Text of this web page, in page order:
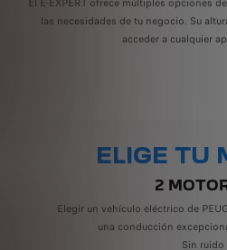
El E-EXPERT ofrece múltiples opciones
las necesidades de tu negocio. Su
acceder a cualquier
ELIGE TU
2
Elegir un vehículo eléctrico de
una conducción
Sin ruido